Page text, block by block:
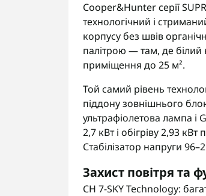
Cooper&Hunter серії
технологічний і
корпусу без швів
палітрою — там, де
приміщення до 25 м².
Той самий рівень
піддону зовнішнього
ультрафіолетова лампа
2,7 кВт і обігріву 2,93
Стабілізатор напруги
Захист повітря та
CH 7-SKY Technology: